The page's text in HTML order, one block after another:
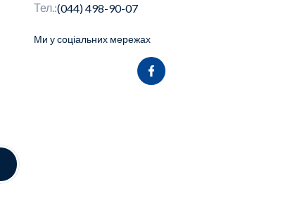
Тел.:(044) 498-90-07
Ми у соціальних мережах